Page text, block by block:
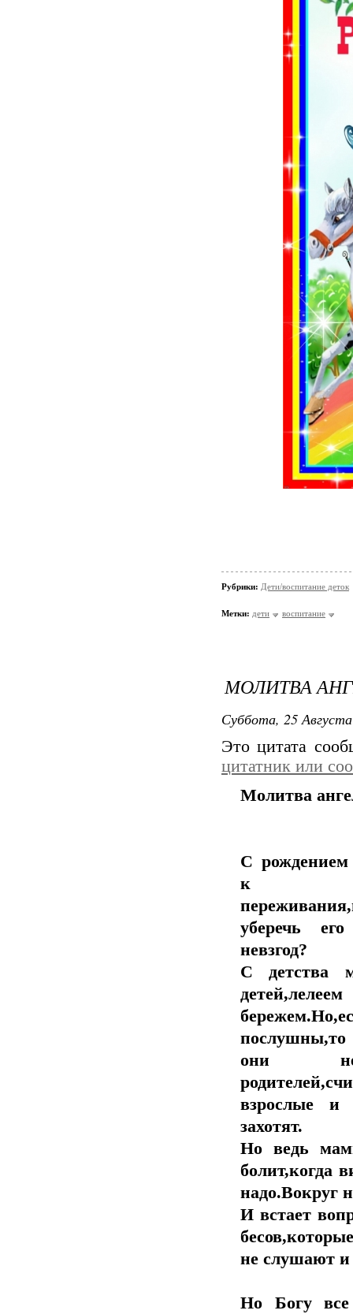
Рубрики: Дети/воспитание деток
Метки: дети воспитание
МОЛИТВА
Суббота, 25
Это цитата
цитатник или
Молитва
С рождением
к
уберечь
невзгод?
С детства
они
взрослые и
захотят.
Но ведь
болит,когда
надо.Вокруг
И встает
не слушают и
Но Богу